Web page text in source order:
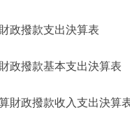
撥款支出決算表
撥款基本支出決算表
政撥款收入支出決算